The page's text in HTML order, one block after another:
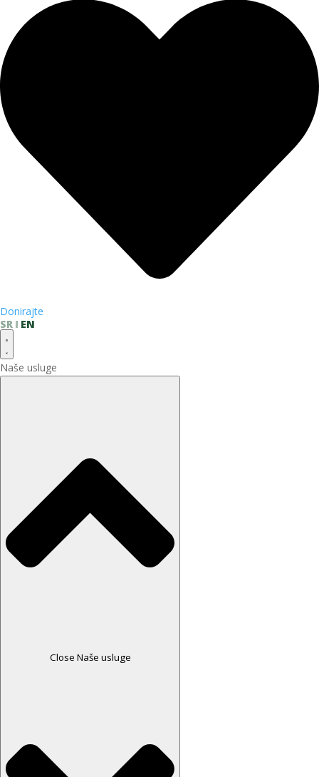
Donirajte
SR
EN
Naše usluge
Close Naše usluge